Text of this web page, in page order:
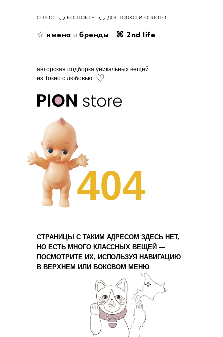
авторская подборка уникальных вещей
из Токио с любовью ♡
404
⌘ 2nd life
☆ имена и бренды
доставка и оплата
◡ ◡
контакты
о нас
СТРАНИЦЫ С ТАКИМ АДРЕСОМ ЗДЕСЬ НЕТ,
НО ЕСТЬ МНОГО КЛАССНЫХ ВЕЩЕЙ —
ПОСМОТРИТЕ ИХ, ИСПОЛЬЗУЯ НАВИГАЦИЮ
В ВЕРХНЕМ ИЛИ БОКОВОМ МЕНЮ
⟡